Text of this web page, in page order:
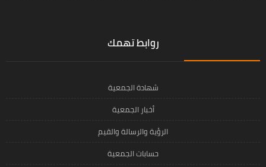
روابط تهمك
شهادة الجمعية
أخبار الجمعية
الرؤية والرسالة والقيم
حسابات الجمعية